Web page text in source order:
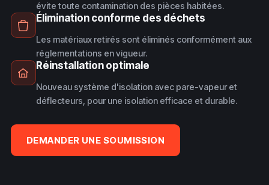
évite toute contamination des pièces habitées.
Élimination conforme des déchets
Les matériaux retirés sont éliminés conformément aux
réglementations en vigueur.
Réinstallation optimale
Nouveau système d'isolation avec pare-vapeur et
déflecteurs, pour une isolation efficace et durable.
DEMANDER UNE SOUMISSION